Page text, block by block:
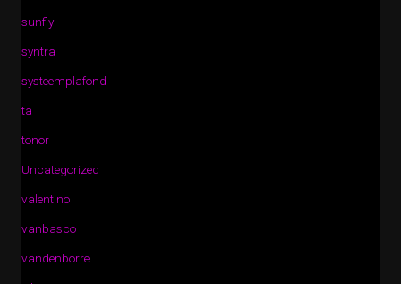
sunfly
syntra
systeemplafond
ta
tonor
Uncategorized
valentino
vanbasco
vandenborre